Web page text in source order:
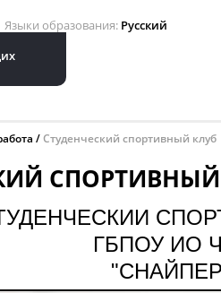
Языки образования Русский
Студенческий спортивный клуб
ГБПОУ ИО